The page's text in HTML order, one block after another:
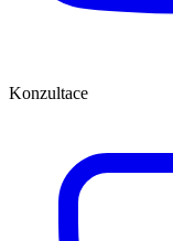
Konzultace